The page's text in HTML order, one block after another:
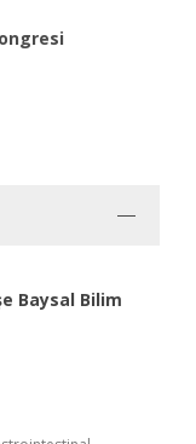
Baysal Bilim